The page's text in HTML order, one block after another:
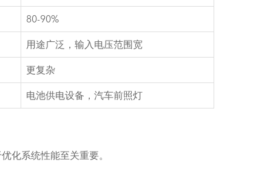
80-90%
用途广泛，输入电压范围宽
更复杂
电池供电设备，汽车前照灯
化系统性能至关重要。